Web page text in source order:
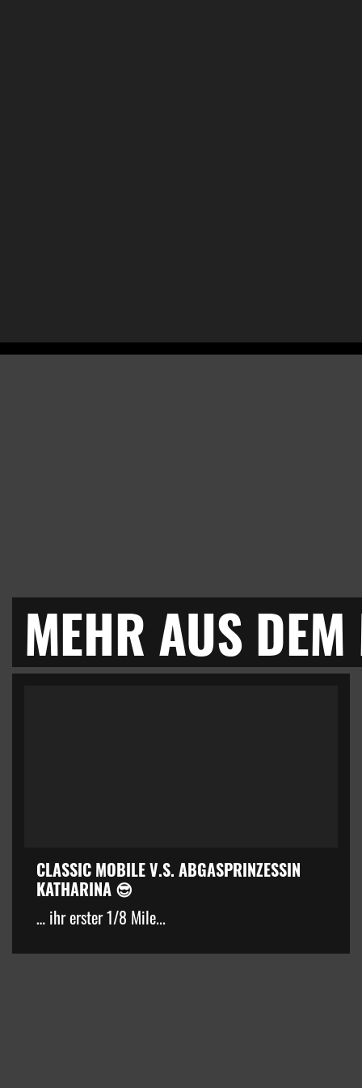
MEHR AUS
CLASSIC MOBILE V.S. ABGASPRINZESSIN
KATHARINA 😎
… ihr erster 1/8 Mile...